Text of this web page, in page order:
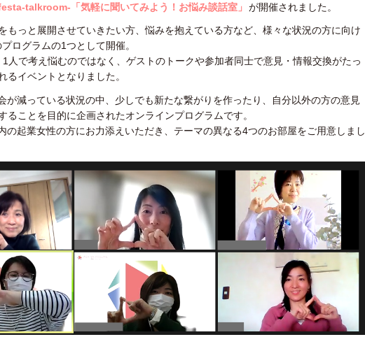
talkroom-「気軽に聞いてみよう！お悩み談話室」 が開催されました。
もっと展開させていきたい方、悩みを抱えている方など、様々な状況の方に向け
ログラムの1つとして開催。
で考え悩むのではなく、ゲストのトークや参加者同士で意見・情報交換がたっ
イベントとなりました。
減っている状況の中、少しでも新たな繋がりを作ったり、自分以外の方の意見
ことを目的に企画されたオンラインプログラムです。
の起業女性の方にお力添えいただき、テーマの異なる4つのお部屋をご用意しまし